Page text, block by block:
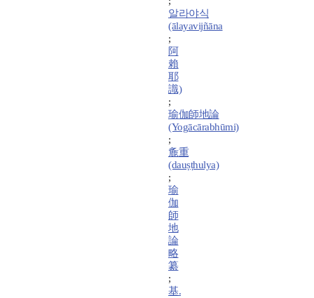
알라야식
(ālayavijñāna
;
阿
賴
耶
識)
;
瑜伽師地論
(Yogācārabhūmi)
;
麁重
(dauṣṭhulya)
;
瑜
伽
師
地
論
略
纂
;
基.